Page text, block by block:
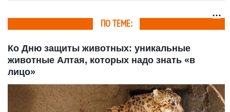
ПО ТЕМЕ:
Ко Дню защиты животных: уникальные
животные Алтая, которых надо знать «в
лицо»